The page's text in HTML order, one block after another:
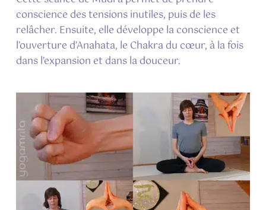
conscience des tensions inutiles, puis de les
relâcher. Ensuite, elle développe la conscience et
l’ouverture d’Anahata, le Chakra du cœur, à la fois
dans l’expansion et dans la douceur.